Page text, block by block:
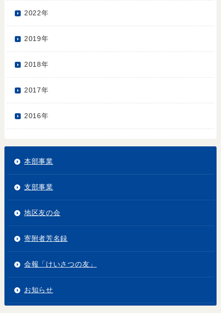
2022年
2019年
2018年
2017年
2016年
本部事業
支部事業
地区友の会
寄附者芳名録
会報「けいさつの友」
お知らせ